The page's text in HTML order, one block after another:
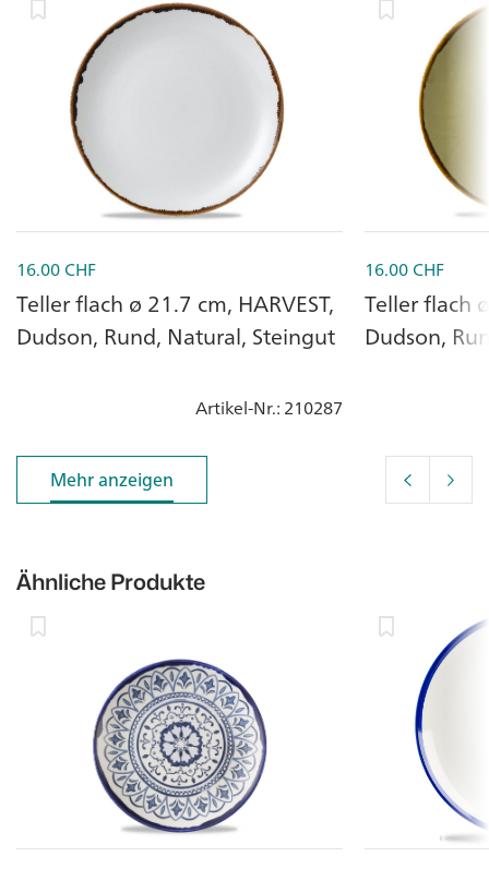
16.00CHF
Teller flach ø 21.7 cm, HARVEST,
Dudson, Rund, Natural, Steingut
Artikel-Nr.: 210287
16.00CHF
Teller flach
Dudson,
Mehr anzeigen
Mehr anzeigen
Ähnliche Produkte